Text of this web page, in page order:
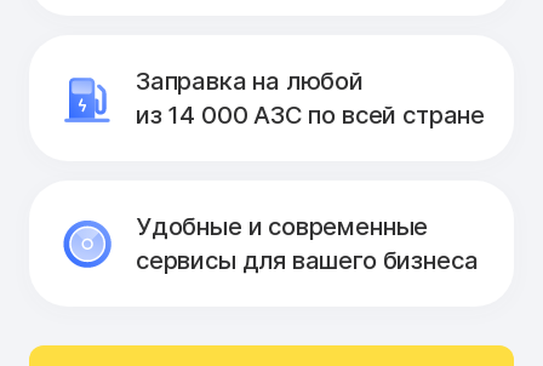
Заправка на любой
из 14 000 АЗС по всей стране
Удобные и современные
сервисы для вашего бизнеса